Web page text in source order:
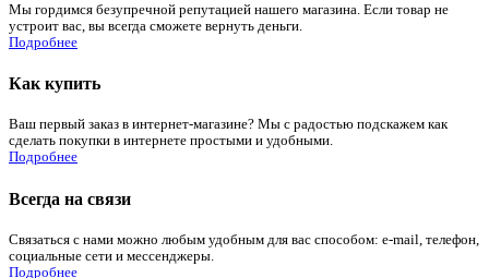
Мы гордимся безупречной репутацией нашего магазина. Если товар не
устроит вас, вы всегда сможете вернуть деньги.
Подробнее
Как купить
Ваш первый заказ в интернет-магазине? Мы с радостью подскажем как
сделать покупки в интернете простыми и удобными.
Подробнее
Всегда на связи
Связаться с нами можно любым удобным для вас способом: e-mail, телефон,
социальные сети и мессенджеры.
Подробнее